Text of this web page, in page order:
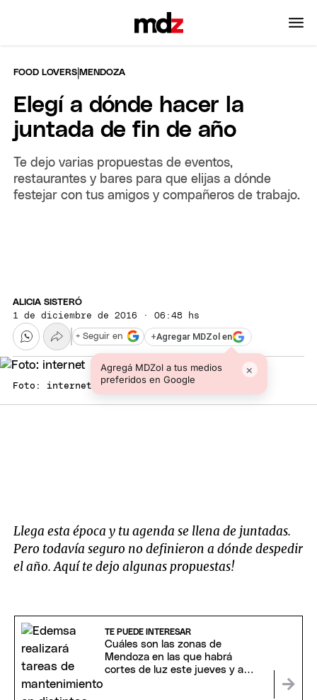
FOOD LOVERS |MENDOZA
Elegí a dónde hacer la
juntada de fin de año
Te dejo varias propuestas de eventos,
restaurantes y bares para que elijas a dónde
festejar con tus amigos y compañeros de trabajo.
ALICIA SISTERÓ
1 de diciembre de 2016 · 06:48 hs
+Agregar MDZol en
Agregá MDZol a tus medios
preferidos en Google
×
+ Seguir en
Foto: internet
Llega esta época y tu agenda se llena de juntadas.
Pero todavía seguro no definieron a dónde despedir
el año. Aquí te dejo algunas propuestas!
TE PUEDE INTERESAR
Cuáles son las zonas de
Mendoza en las que habrá
cortes de luz este jueves y a